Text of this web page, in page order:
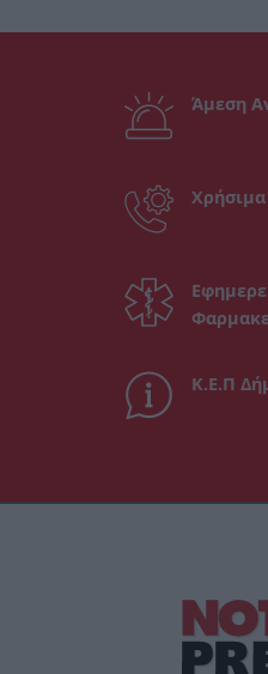
Άμεση
Κ.Ε.Π